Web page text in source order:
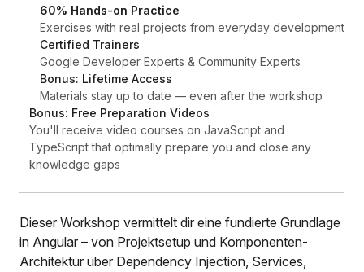
60% Hands-on Practice
Exercises with real projects from everyday development
Certified Trainers
Google Developer Experts & Community Experts
Bonus: Lifetime Access
Materials stay up to date — even after the workshop
Bonus: Free Preparation Videos
You'll receive video courses on JavaScript and
TypeScript that optimally prepare you and close any
knowledge gaps
Dieser Workshop vermittelt dir eine fundierte Grundlage
in Angular – von Projektsetup und Komponenten-
Architektur über Dependency Injection, Services,